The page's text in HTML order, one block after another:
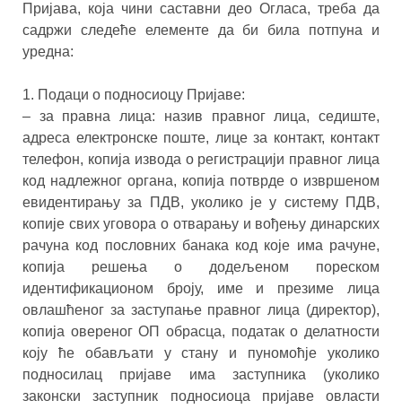
Пријавa, која чини саставни део Огласа, треба да
садржи следеће елементе да би била потпуна и
уредна:
1. Подаци о подносиоцу Пријаве:
– за правна лица: назив правног лица, седиште,
адреса електронске поште, лице за контакт, контакт
телефон, копија извода о регистрацији правног лица
код надлежног органа, копија потврде о извршеном
евидентирању за ПДВ, уколико је у систему ПДВ,
копије свих уговора о отварању и вођењу динарских
рачуна код пословних банака код које има рачуне,
копија решења о додељеном пореском
идентификационом броју, име и презиме лица
овлашћеног за заступање правног лица (директор),
копија овереног ОП обрасца, податак о делатности
коју ће обављати у стану и пуномоћје уколико
подносилац пријаве има заступника (уколико
законски заступник подносиоца пријаве овласти